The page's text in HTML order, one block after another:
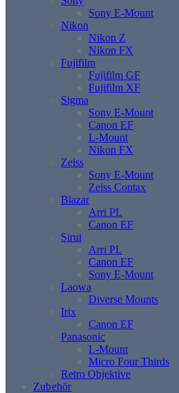
Sony E-Mount
Nikon
Nikon Z
Nikon FX
Fujifilm
Fujifilm GF
Fujifilm XF
Sigma
Sony E-Mount
Canon EF
L-Mount
Nikon FX
Zeiss
Sony E-Mount
Zeiss Contax
Blazar
Arri PL
Canon EF
Sirui
Arri PL
Canon EF
Sony E-Mount
Laowa
Diverse Mounts
Irix
Canon EF
Panasonic
L-Mount
Micro Four Thirds
Retro Objektive
Zubehör